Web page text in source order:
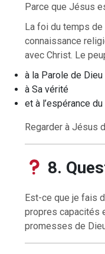
Parce que Jésus
La foi du temps de
connaissance
avec Christ. Le
à la Parole de Dieu
à Sa vérité
et à l’espérance
Regarder à Jésus
8.
Est-ce que je fais
propres capacités
promesses de